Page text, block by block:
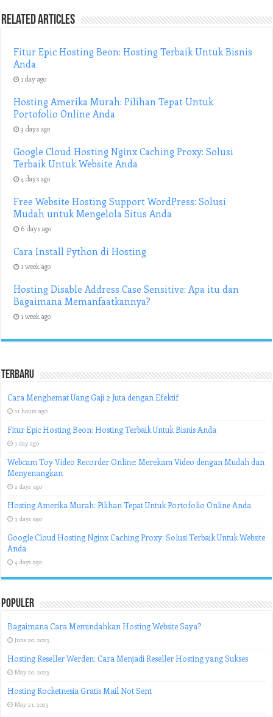
Related Articles
Fitur Epic Hosting Beon: Hosting Terbaik Untuk Bisnis
Anda
1 day ago
Hosting Amerika Murah: Pilihan Tepat Untuk
Portofolio Online Anda
3 days ago
Google Cloud Hosting Nginx Caching Proxy: Solusi
Terbaik Untuk Website Anda
4 days ago
Free Website Hosting Support WordPress: Solusi
Mudah untuk Mengelola Situs Anda
6 days ago
Cara Install Python di Hosting
1 week ago
Hosting Disable Address Case Sensitive: Apa itu dan
Bagaimana Memanfaatkannya?
1 week ago
Terbaru
Cara Menghemat Uang Gaji 2 Juta dengan Efektif
11 hours ago
Fitur Epic Hosting Beon: Hosting Terbaik Untuk Bisnis Anda
1 day ago
Webcam Toy Video Recorder Online: Merekam Video dengan Mudah dan
Menyenangkan
2 days ago
Hosting Amerika Murah: Pilihan Tepat Untuk Portofolio Online Anda
3 days ago
Google Cloud Hosting Nginx Caching Proxy: Solusi Terbaik Untuk Website
Anda
4 days ago
Populer
Bagaimana Cara Memindahkan Hosting Website Saya?
June 20, 2023
Hosting Reseller Werden: Cara Menjadi Reseller Hosting yang Sukses
May 20, 2023
Hosting Rocketnesia Gratis Mail Not Sent
May 21, 2023